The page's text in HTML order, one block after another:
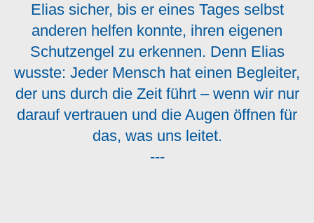
Elias sicher, bis er eines Tages selbst
anderen helfen konnte, ihren eigenen
Schutzengel zu erkennen. Denn Elias
wusste: Jeder Mensch hat einen Begleiter,
der uns durch die Zeit führt – wenn wir nur
darauf vertrauen und die Augen öffnen für
das, was uns leitet.
---